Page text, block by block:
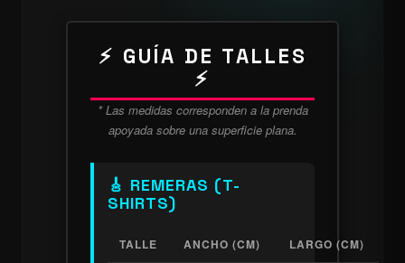
⚡ GUÍA DE TALLES
⚡
* Las medidas corresponden a la prenda
apoyada sobre una superficie plana.
🎸 REMERAS (T-
SHIRTS)
TALLE ANCHO (CM) LARGO (CM)